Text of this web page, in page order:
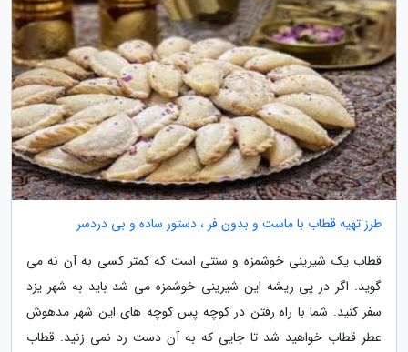
طرز تهیه قطاب با ماست و بدون فر ، دستور ساده و بی دردسر
قطاب یک شیرینی خوشمزه و سنتی است که کمتر کسی به آن نه می
گوید. اگر در پی ریشه این شیرینی خوشمزه می شد باید به شهر یزد
سفر کنید. شما با راه رفتن در کوچه پس کوچه های این شهر مدهوش
عطر قطاب خواهید شد تا جایی که به آن دست رد نمی زنید. قطاب